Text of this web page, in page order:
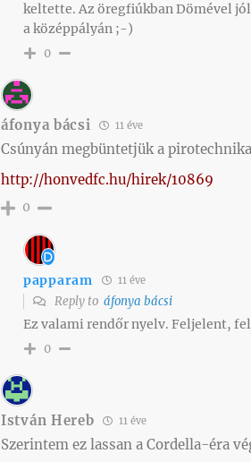
keltette. Az öregfiúkban Dömével
a középpályán ;-)
0
áfonya bácsi 11 éve
Csúnyán megbüntetjük a
http://honvedfc.hu/hirek/10869
0
papparam 11 éve
Reply to áfonya bácsi
Ez valami rendőr nyelv. Feljelent,
0
István Hereb 11 éve
Szerintem ez lassan a Cordella-éra